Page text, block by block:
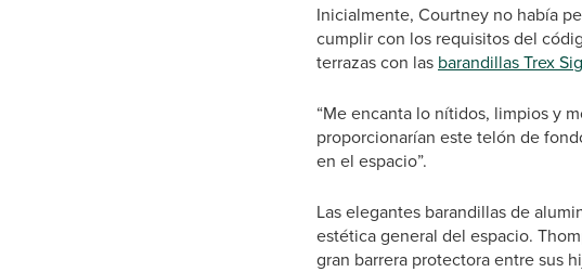
Inicialmente, Courtney no había
cumplir con los requisitos del
terrazas con las barandillas Trex
“Me encanta lo nítidos, limpios y
proporcionarían este telón de
en el espacio”.
Las elegantes barandillas de
estética general del espacio.
gran barrera protectora entre sus